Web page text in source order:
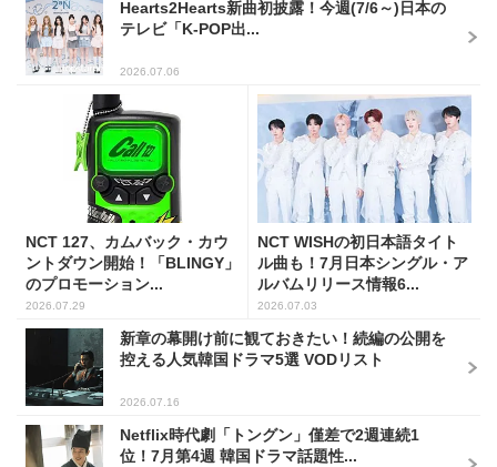
Hearts2Hearts新曲初披露！今週(7/6～)日本の
テレビ「K-POP出...
2026.07.06
NCT 127、カムバック・カウ
ントダウン開始！「BLINGY」
のプロモーション...
2026.07.29
NCT WISHの初日本語タイト
ル曲も！7月日本シングル・ア
ルバムリリース情報6...
2026.07.03
新章の幕開け前に観ておきたい！続編の公開を
控える人気韓国ドラマ5選 VODリスト
2026.07.16
Netflix時代劇「トングン」僅差で2週連続1
位！7月第4週 韓国ドラマ話題性...